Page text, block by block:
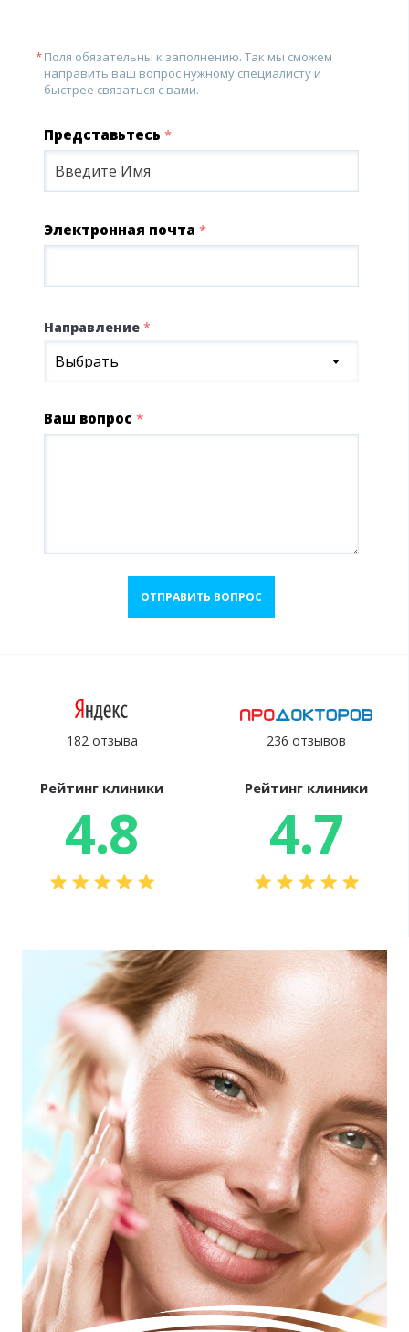
Поля обязательны к заполнению. Так мы сможем
направить ваш вопрос нужному специалисту и
быстрее связаться с вами.
Представьтесь *
Электронная почта *
Направление *
Выбрать
Ваш вопрос *
ОТПРАВИТЬ ВОПРОС
182 отзыва
Рейтинг клиники
4.8
236 отзывов
Рейтинг клиники
4.7